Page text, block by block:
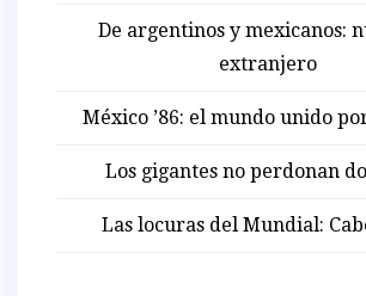
De argentinos y mexicanos:
extranjero
México ’86: el mundo unido
Los gigantes no perdonan
Las locuras del Mundial: